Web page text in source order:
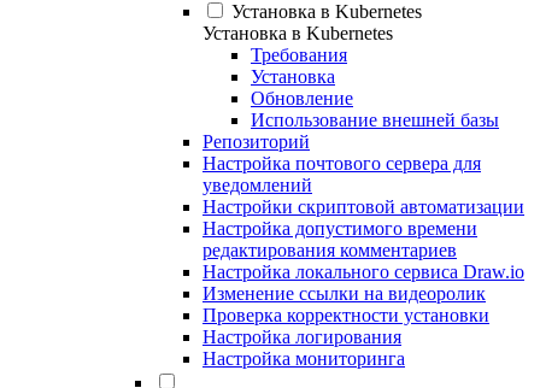
Установка в Kubernetes
Установка в Kubernetes
Требования
Установка
Обновление
Использование внешней базы
Репозиторий
Настройка почтового сервера для
уведомлений
Настройки скриптовой автоматизации
Настройка допустимого времени
редактирования комментариев
Настройка локального сервиса Draw.io
Изменение ссылки на видеоролик
Проверка корректности установки
Настройка логирования
Настройка мониторинга